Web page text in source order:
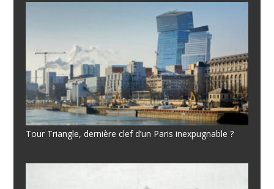
Tour Triangle, dernière clef d’un Paris inexpugnable ?